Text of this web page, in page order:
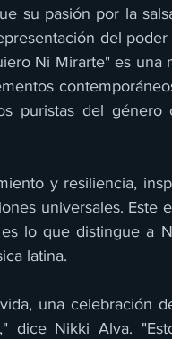
su pasión por la
del
Ni Mirarte" es una
puristas del género
y resiliencia,
universales. Este
lo que distingue a
latina.
una celebración
dice Nikki Alva.